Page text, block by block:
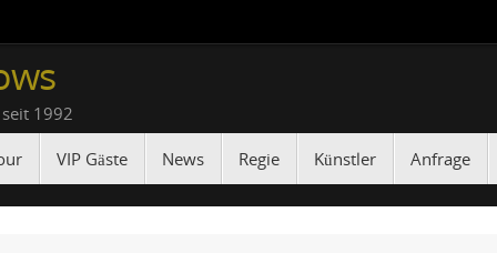
1992
VIP Gäste News Regie Künstler Anfrage